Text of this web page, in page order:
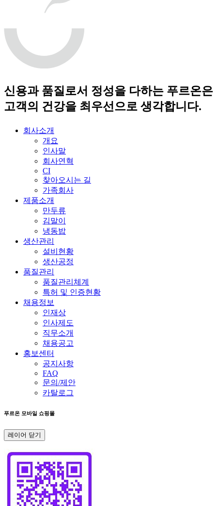
신용과 품질로서 정성을 다하는 푸르온은
고객의 건강을 최우선으로 생각합니다.
회사소개
개요
인사말
회사연혁
CI
찾아오시는 길
가족회사
제품소개
만두류
김말이
냉동밥
생산관리
설비현황
생산공정
품질관리
품질관리체계
특허 및 인증현황
채용정보
인재상
인사제도
직무소개
채용공고
홍보센터
공지사항
FAQ
문의/제안
카탈로그
푸르온 모바일 쇼핑몰
레이어 닫기